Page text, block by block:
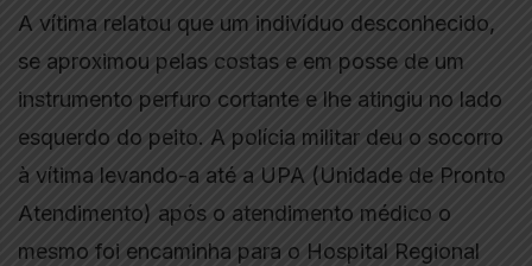
A vítima relatou que um indivíduo desconhecido,
se aproximou pelas costas e em posse de um
instrumento perfuro cortante e lhe atingiu no lado
esquerdo do peito. A polícia militar deu o socorro
à vítima levando-a até a UPA (Unidade de Pronto
Atendimento) após o atendimento médico o
mesmo foi encaminha para o Hospital Regional